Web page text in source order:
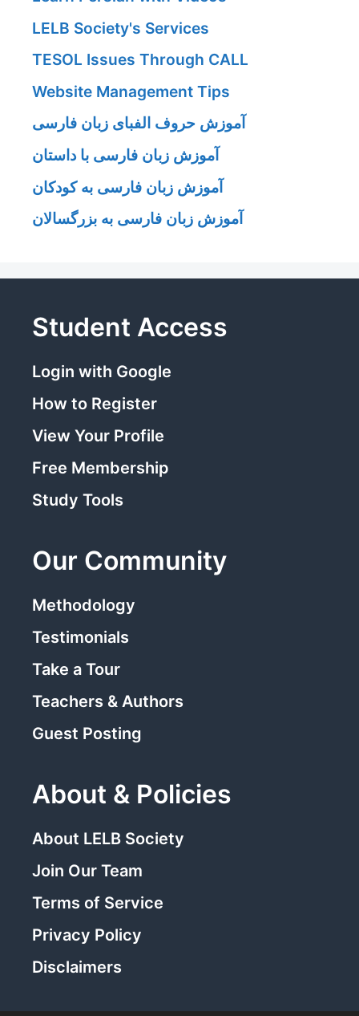
LELB Society's Services
TESOL Issues Through CALL
Website Management Tips
آموزش حروف الفبای زبان فارسی
آموزش زبان فارسی با داستان
آموزش زبان فارسی به کودکان
آموزش زبان فارسی به بزرگسالان
Student Access
Login with Google
How to Register
View Your Profile
Free Membership
Study Tools
Our Community
Methodology
Testimonials
Take a Tour
Teachers & Authors
Guest Posting
About & Policies
About LELB Society
Join Our Team
Terms of Service
Privacy Policy
Disclaimers